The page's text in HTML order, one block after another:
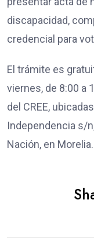
discapacidad,
credencial para
El trámite es
viernes, de 8:00 a
del CREE,
Independencia s/
Nación, en Morelia.